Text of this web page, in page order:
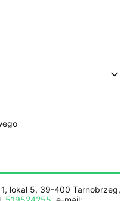
lokal 5, 39-400 Tarnobrzeg,